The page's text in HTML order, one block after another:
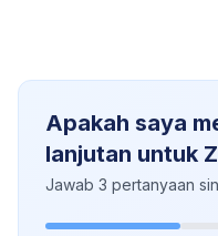
Apakah saya
lanjutan untuk
Jawab 3 pertanyaan